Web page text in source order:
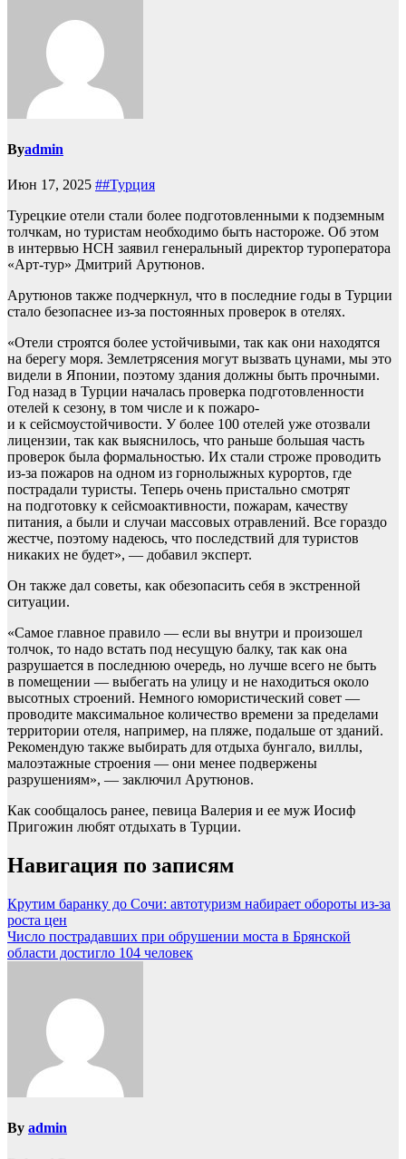
Byadmin
Июн 17, 2025 ##Турция
Турецкие отели стали более подготовленными к подземным
толчкам, но туристам необходимо быть настороже. Об этом
в интервью НСН заявил генеральный директор туроператора
«Арт-тур» Дмитрий Арутюнов.
Арутюнов также подчеркнул, что в последние годы в Турции
стало безопаснее из-за постоянных проверок в отелях.
«Отели строятся более устойчивыми, так как они находятся
на берегу моря. Землетрясения могут вызвать цунами, мы это
видели в Японии, поэтому здания должны быть прочными.
Год назад в Турции началась проверка подготовленности
отелей к сезону, в том числе и к пожаро-
и к сейсмоустойчивости. У более 100 отелей уже отозвали
лицензии, так как выяснилось, что раньше большая часть
проверок была формальностью. Их стали строже проводить
из-за пожаров на одном из горнолыжных курортов, где
пострадали туристы. Теперь очень пристально смотрят
на подготовку к сейсмоактивности, пожарам, качеству
питания, а были и случаи массовых отравлений. Все гораздо
жестче, поэтому надеюсь, что последствий для туристов
никаких не будет», — добавил эксперт.
Он также дал советы, как обезопасить себя в экстренной
ситуации.
«Самое главное правило — если вы внутри и произошел
толчок, то надо встать под несущую балку, так как она
разрушается в последнюю очередь, но лучше всего не быть
в помещении — выбегать на улицу и не находиться около
высотных строений. Немного юмористический совет —
проводите максимальное количество времени за пределами
территории отеля, например, на пляже, подальше от зданий.
Рекомендую также выбирать для отдыха бунгало, виллы,
малоэтажные строения — они менее подвержены
разрушениям», — заключил Арутюнов.
Как сообщалось ранее, певица Валерия и ее муж Иосиф
Пригожин любят отдыхать в Турции.
Навигация по записям
Крутим баранку до Сочи: автотуризм набирает обороты из-за
роста цен
Число пострадавших при обрушении моста в Брянской
области достигло 104 человек
By admin